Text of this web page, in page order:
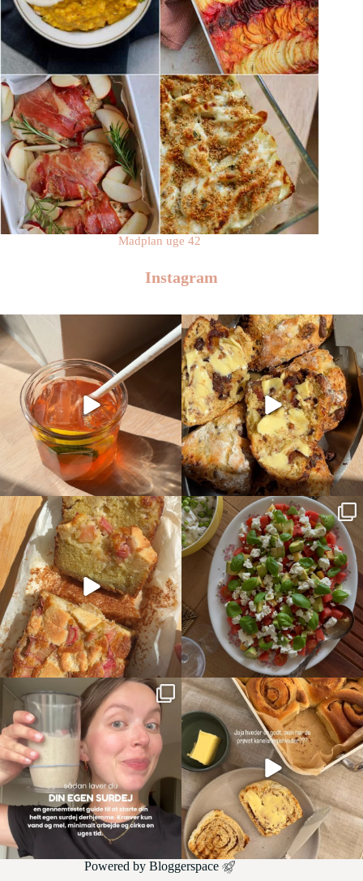
Madplan uge 42
Instagram
Powered byBloggerspace